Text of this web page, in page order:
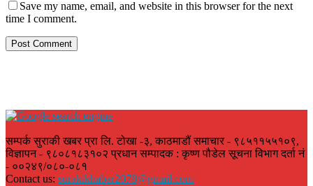
Save my name, email, and website in this browser for the next
time I comment.
सम्पर्क सुराकी खबर प्रा लि. टोखा -३, काठमाडौं समाचार - ९८५११५५१०९,
विज्ञापन - ९८०८१८३१०२ प्रधान सम्पादक : कृष्ण पौडेल सूचना विभाग दर्ता नं
- ००२४९/०८०-०८१
Contact us: surakikhabar2078@gmail.com